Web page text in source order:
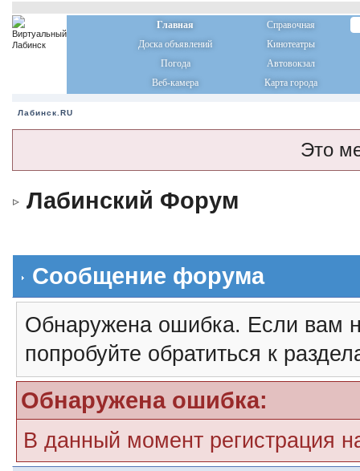
Главная
Справочная
Доска объявлений
Кинотеатры
Погода
Автовокзал
Веб-камера
Карта города
Лабинск.RU
Это
Лабинский Форум
Сообщение форума
Обнаружена ошибка. Если вам
попробуйте обратиться к
Обнаружена ошибка:
В данный момент регистрация